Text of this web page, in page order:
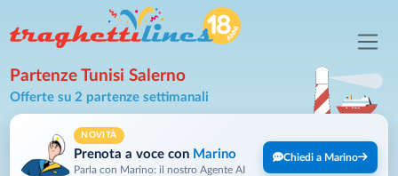
Partenze Tunisi Salerno
Offerte su 2 partenze settimanali
NOVITÀ
Prenota a voce con Marino
Parla con Marino: il nostro Agente AI
Chiedi a Marino